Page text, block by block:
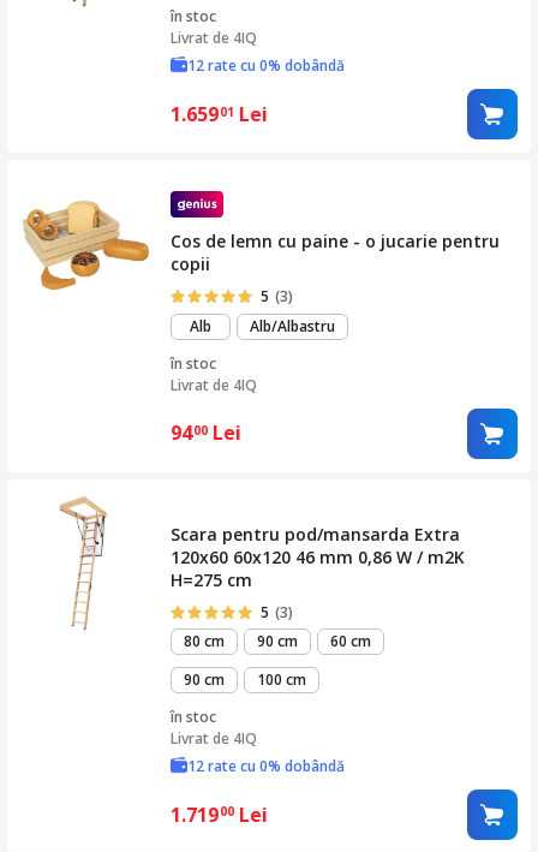
în stoc
Livrat de 4IQ
12 rate cu 0% dobândă
1.65901 Lei
Cos de lemn cu paine - o jucarie pentru
copii
5 (3)
Alb
Alb/Albastru
în stoc
Livrat de 4IQ
9400 Lei
Scara pentru pod/mansarda Extra
120x60 60x120 46 mm 0,86 W / m2K
H=275 cm
5 (3)
80 cm
90 cm
60 cm
90 cm
100 cm
în stoc
Livrat de 4IQ
12 rate cu 0% dobândă
1.71900 Lei